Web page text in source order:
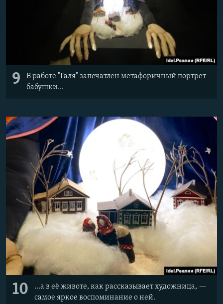
9
В работе "Галя" запечатлен метафоричный портрет
бабушки...
10
...а в её животе, как рассказывает художница, —
самое яркое воспоминание о ней.